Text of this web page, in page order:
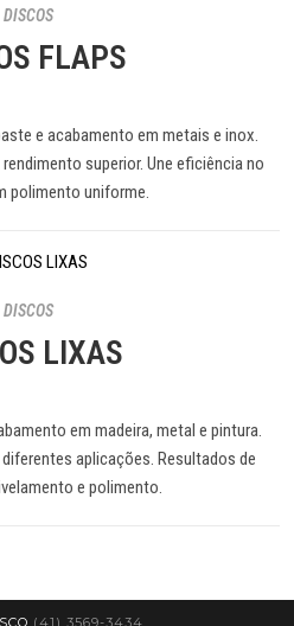
DISCOS
FLAPS
e acabamento em metais e inox.
superior. Une eficiência no
polimento uniforme.
DISCOS
LIXAS
em madeira, metal e pintura.
aplicações. Resultados de
e polimento.
(41) 3569-3434